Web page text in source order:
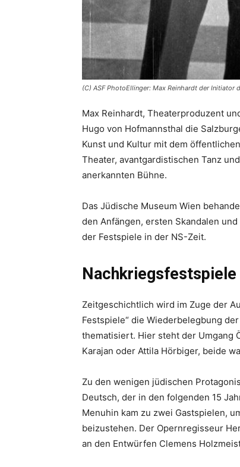
(C) ASF PhotoEllinger: Max Reinhardt der
Max Reinhardt, Theaterproduzent
Hugo von Hofmannsthal die
Kunst und Kultur mit dem
Theater, avantgardistischen Tanz
anerkannten Bühne.
Das Jüdische Museum Wien
den Anfängen, ersten Skandalen
der Festspiele in der NS-Zeit.
Nachkriegsfestspiele
Zeitgeschichtlich wird im Zuge der
Festspiele“ die Wiederbelegbung
thematisiert. Hier steht der Umgang
Karajan oder Attila Hörbiger, beide
Zu den wenigen jüdischen
Deutsch, der in den folgenden 15
Menuhin kam zu zwei Gastspielen,
beizustehen. Der Opernregisseur
an den Entwürfen Clemens